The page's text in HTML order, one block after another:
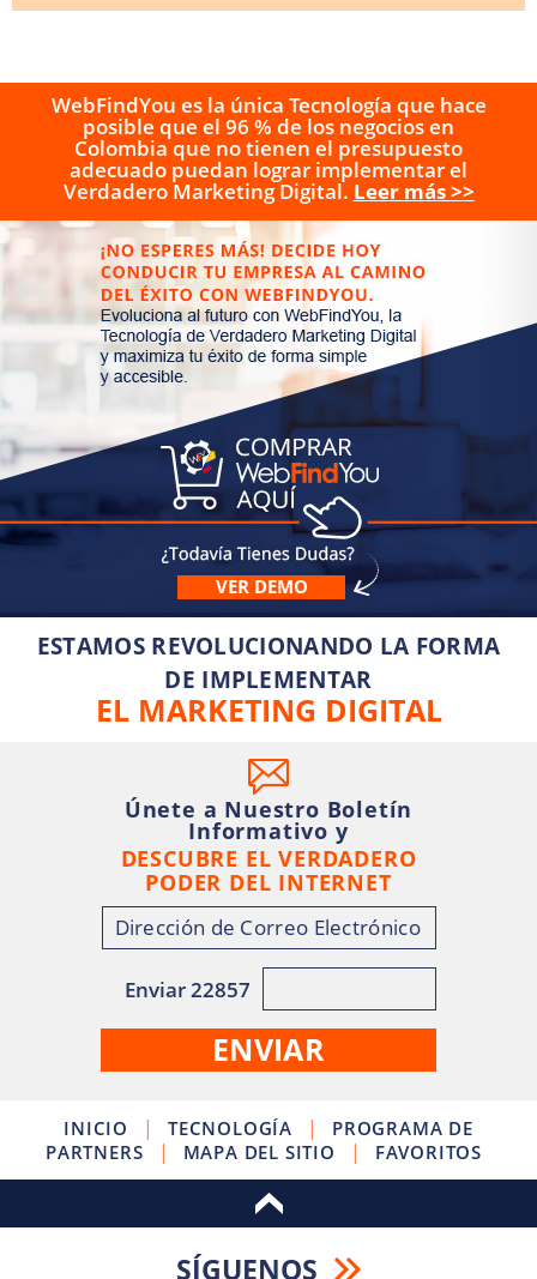
WebFindYou es la única Tecnología que hace
posible que el 96 % de los negocios en
Colombia que no tienen el presupuesto
adecuado puedan lograr implementar el
Verdadero Marketing Digital. Leer más >>
VER DEMO
ESTAMOS REVOLUCIONANDO LA FORMA
DE IMPLEMENTAR
EL MARKETING DIGITAL
Únete a Nuestro Boletín
Informativo y
DESCUBRE EL VERDADERO
PODER DEL INTERNET
Enviar 22857
INICIO | TECNOLOGÍA |
PROGRAMA DE
PARTNERS
| MAPA DEL SITIO | FAVORITOS
SÍGUENOS